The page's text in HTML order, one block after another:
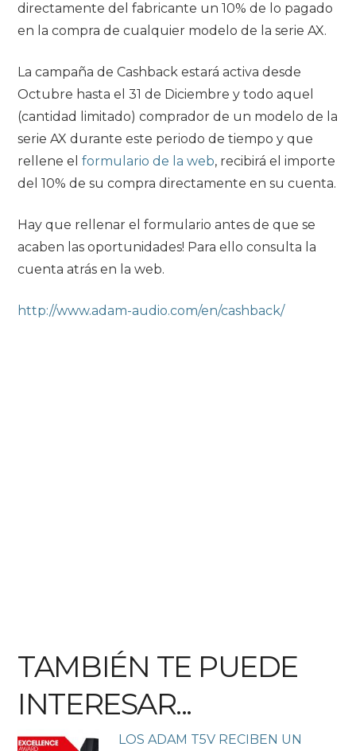
directamente del fabricante un 10% de lo pagado
en la compra de cualquier modelo de la serie AX.
La campaña de Cashback estará activa desde
Octubre hasta el 31 de Diciembre y todo aquel
(cantidad limitado) comprador de un modelo de la
serie AX durante este periodo de tiempo y que
rellene elformulario de la web, recibirá el importe
del 10% de su compra directamente en su cuenta.
Hay que rellenar el formulario antes de que se
acaben las oportunidades! Para ello consulta la
cuenta atrás en la web.
http://www.adam-audio.com/en/cashback/
TAMBIÉN TE PUEDE
INTERESAR...
LOS ADAM T5V RECIBEN UN